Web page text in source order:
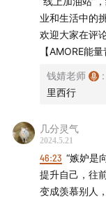
划和组织，让我
爱茉莉太平洋是
球化妆品公司。
个人护理及保健
另外，大家也可以
「逃班威龙」、
节目，也欢迎大
业和生活中的挑
欢迎大家在评
【AMORE能
钱婧老师 :
里西行
几分灵气
2024.5.21
46:23
提升自己，往
变成羡慕别人